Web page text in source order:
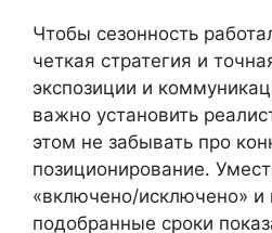
Чтобы сезонность
четкая стратегия и
экспозиции и
важно установить
этом не забывать про
позиционирование.
«включено/исключено» и
подобранные сроки